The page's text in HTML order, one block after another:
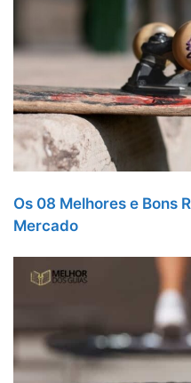
Os 08 Melhores e Bons
Mercado